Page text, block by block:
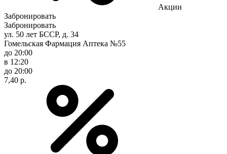
Акции
Забронировать
Забронировать
ул. 50 лет БССР, д. 34
Гомельская Фармация Аптека №55
до 20:00
в 12:20
до 20:00
7,40 р.